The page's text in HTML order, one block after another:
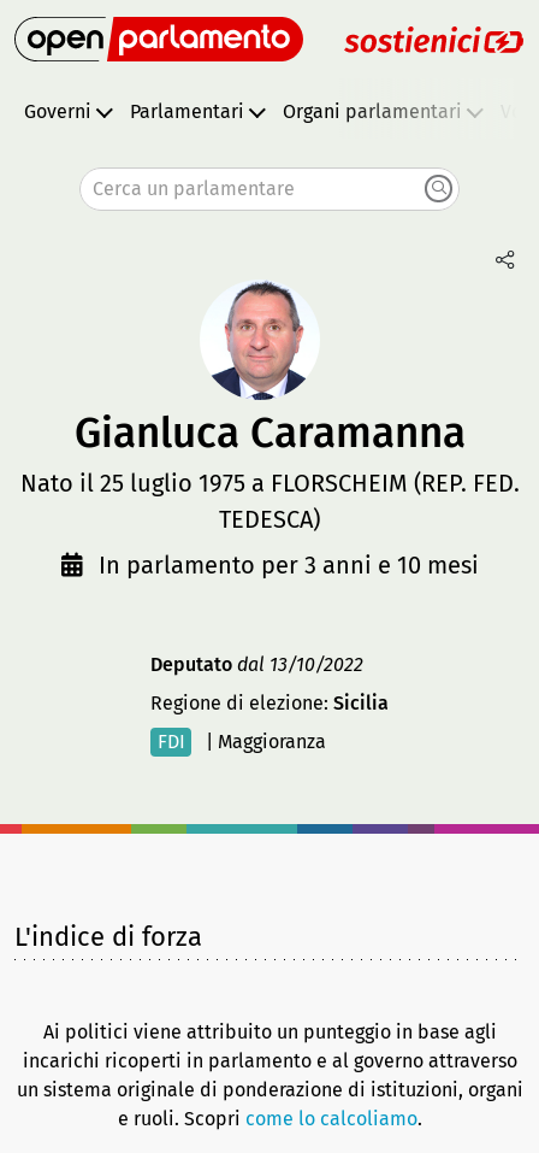
Governi Parlamentari Organi parlamentari
Cerca un parlamentare
Gianluca Caramanna
Nato il 25 luglio 1975 a FLORSCHEIM (REP. FED.
TEDESCA)
In parlamento per 3 anni e 10 mesi
Deputato dal 13/10/2022
Regione di elezione: Sicilia
FDI
Maggioranza
L'indice di forza
Ai politici viene attribuito un punteggio in base agli
incarichi ricoperti in parlamento e al governo attraverso
un sistema originale di ponderazione di istituzioni, organi
e ruoli. Scopri come lo calcoliamo.